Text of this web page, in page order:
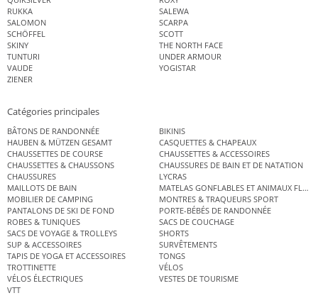
RUKKA
SALEWA
SALOMON
SCARPA
SCHÖFFEL
SCOTT
SKINY
THE NORTH FACE
TUNTURI
UNDER ARMOUR
VAUDE
YOGISTAR
ZIENER
Catégories principales
BÂTONS DE RANDONNÉE
BIKINIS
HAUBEN & MÜTZEN GESAMT
CASQUETTES & CHAPEAUX
CHAUSSETTES DE COURSE
CHAUSSETTES & ACCESSOIRES
CHAUSSETTES & CHAUSSONS
CHAUSSURES DE BAIN ET DE NATATION
CHAUSSURES
LYCRAS
MAILLOTS DE BAIN
MATELAS GONFLABLES ET ANIMAUX
MOBILIER DE CAMPING
MONTRES & TRAQUEURS SPORT
PANTALONS DE SKI DE FOND
PORTE-BÉBÉS DE RANDONNÉE
ROBES & TUNIQUES
SACS DE COUCHAGE
SACS DE VOYAGE & TROLLEYS
SHORTS
SUP & ACCESSOIRES
SURVÊTEMENTS
TAPIS DE YOGA ET ACCESSOIRES
TONGS
TROTTINETTE
VÉLOS
VÉLOS ÉLECTRIQUES
VESTES DE TOURISME
VTT